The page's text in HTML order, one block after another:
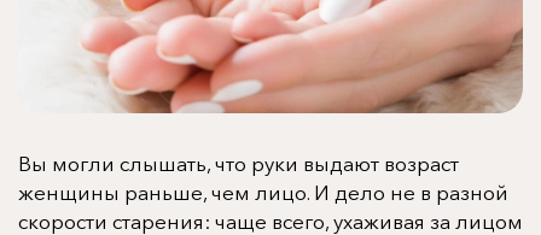
Вы могли слышать, что руки выдают возраст
женщины раньше, чем лицо. И дело не в разной
скорости старения: чаще всего, ухаживая за лицом